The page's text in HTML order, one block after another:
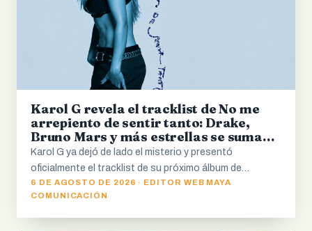
Karol G revela el tracklist de No me
arrepiento de sentir tanto: Drake,
Bruno Mars y más estrellas se suman
al álbum
Karol G ya dejó de lado el misterio y presentó
oficialmente el tracklist de su próximo álbum de…
6 DE AGOSTO DE 2026 · EDITOR WEB MAYA
COMUNICACIÓN